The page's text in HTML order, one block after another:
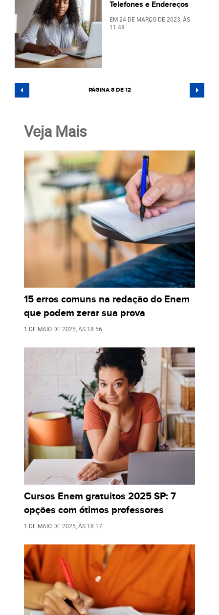
Telefones e Endereços
EM24 DE MARÇO DE 2023 , ÀS
11:48
PÁGINA 8 DE 12
Veja Mais
15 erros comuns na redação do Enem
que podem zerar sua prova
1 DE MAIO DE 2025 , ÀS 18:56
Cursos Enem gratuitos 2025 SP: 7
opções com ótimos professores
1 DE MAIO DE 2025 , ÀS 18:17